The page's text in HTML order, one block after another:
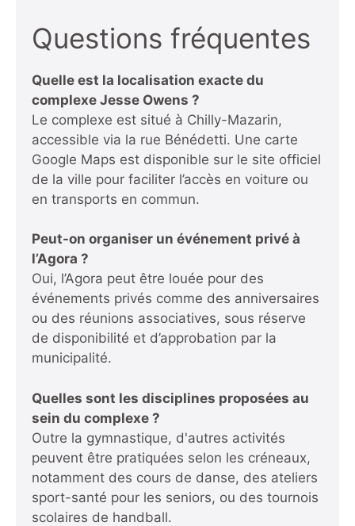
Questions fréquentes
Quelle est la localisation exacte du
complexe Jesse Owens ?
Le complexe est situé à Chilly-Mazarin,
accessible via la rue Bénédetti. Une carte
Google Maps est disponible sur le site officiel
de la ville pour faciliter l’accès en voiture ou
en transports en commun.
Peut-on organiser un événement privé à
l’Agora ?
Oui, l’Agora peut être louée pour des
événements privés comme des anniversaires
ou des réunions associatives, sous réserve
de disponibilité et d’approbation par la
municipalité.
Quelles sont les disciplines proposées au
sein du complexe ?
Outre la gymnastique, d'autres activités
peuvent être pratiquées selon les créneaux,
notamment des cours de danse, des ateliers
sport-santé pour les seniors, ou des tournois
scolaires de handball.